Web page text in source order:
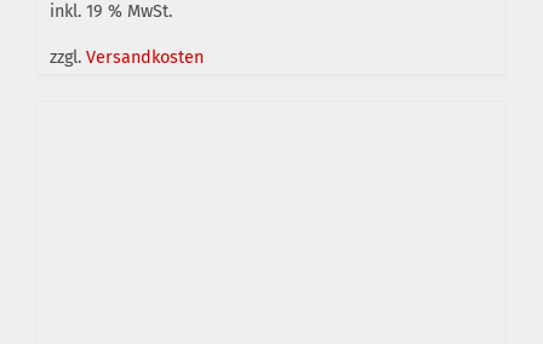
inkl. 19 % MwSt.
zzgl. Versandkosten